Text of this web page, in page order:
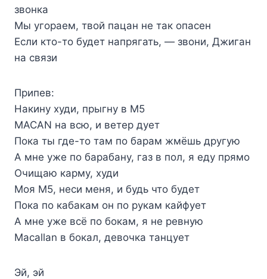
звонка
Мы угораем, твой пацан не так опасен
Если кто-то будет напрягать, — звони, Джиган
на связи
Припев:
Накину худи, прыгну в M5
MACAN на всю, и ветер дует
Пока ты где-то там по барам жмёшь другую
А мне уже по барабану, газ в пол, я еду прямо
Очищаю карму, худи
Моя M5, неси меня, и будь что будет
Пока по кабакам он по рукам кайфует
А мне уже всё по бокам, я не ревную
Macallan в бокал, девочка танцует
Эй, эй